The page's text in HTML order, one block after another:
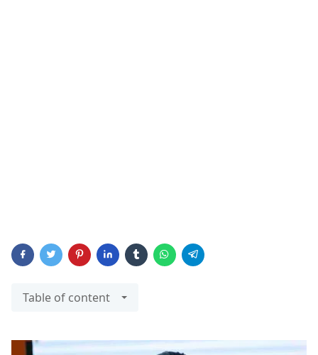
Table of content